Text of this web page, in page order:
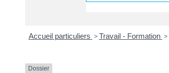
Accueil particuliers > Travail - Formation >
Dossier